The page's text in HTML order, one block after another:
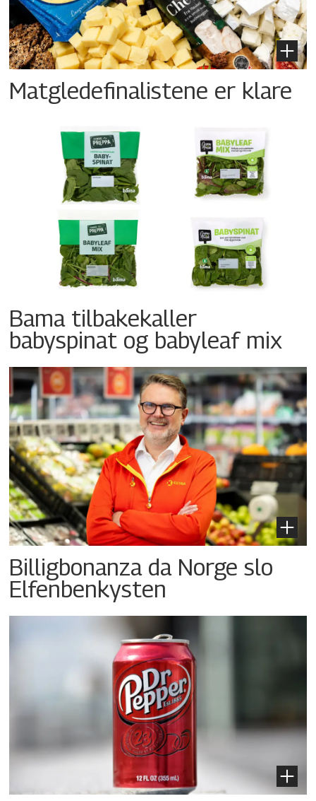
Matgledefinalistene er klare
Bama tilbakekaller
babyspinat og babyleaf mix
Billigbonanza da Norge slo
Elfenbenkysten